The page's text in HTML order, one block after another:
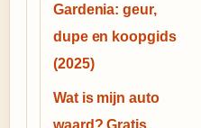
Gardenia: geur,
dupe en koopgids
(2025)
Wat is mijn auto
waard? Gratis